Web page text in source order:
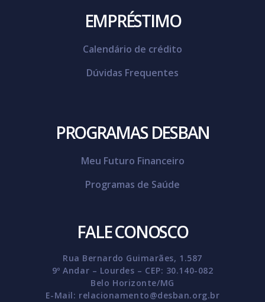
EMPRÉSTIMO
Calendário de crédito
Dúvidas Frequentes
PROGRAMAS DESBAN
Meu Futuro Financeiro
Programas de Saúde
FALE CONOSCO
Rua Bernardo Guimarães, 1.587
9º Andar – Lourdes – CEP: 30.140-082
Belo Horizonte/MG
E-Mail: relacionamento@desban.org.br